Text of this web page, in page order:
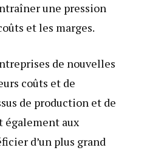
une pression
et les marges.
de nouvelles
coûts et de
de production et de
aux
d’un plus grand